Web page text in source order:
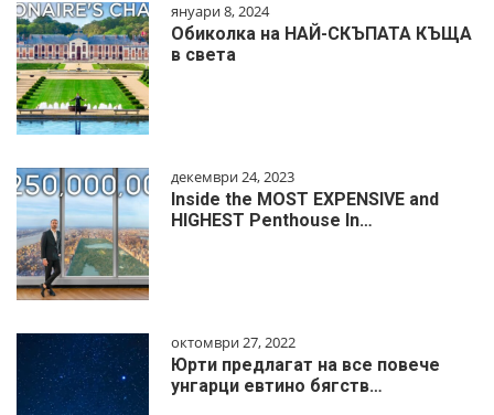
януари 8, 2024
Обиколка на НАЙ-СКЪПАТА КЪЩА
в света
декември 24, 2023
Inside the MOST EXPENSIVE and
HIGHEST Penthouse In…
октомври 27, 2022
Юрти предлагат на все повече
унгарци евтино бягств…